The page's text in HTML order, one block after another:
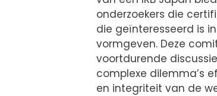
onderzoekers die
die geïnteresseerd is
vormgeven. Deze
voortdurende
complexe dilemma’s
en integriteit van de